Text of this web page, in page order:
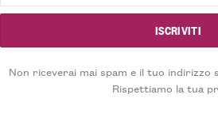
Non riceverai mai spam e il tuo indirizzo
Rispettiamo la tua